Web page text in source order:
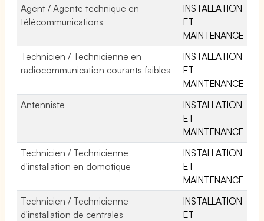
Agent / Agente technique en
télécommunications
INSTALLATION
ET
MAINTENANCE
Technicien / Technicienne en
radiocommunication courants faibles
INSTALLATION
ET
MAINTENANCE
Antenniste
INSTALLATION
ET
MAINTENANCE
Technicien / Technicienne
d'installation en domotique
INSTALLATION
ET
MAINTENANCE
Technicien / Technicienne
d'installation de centrales
INSTALLATION
ET